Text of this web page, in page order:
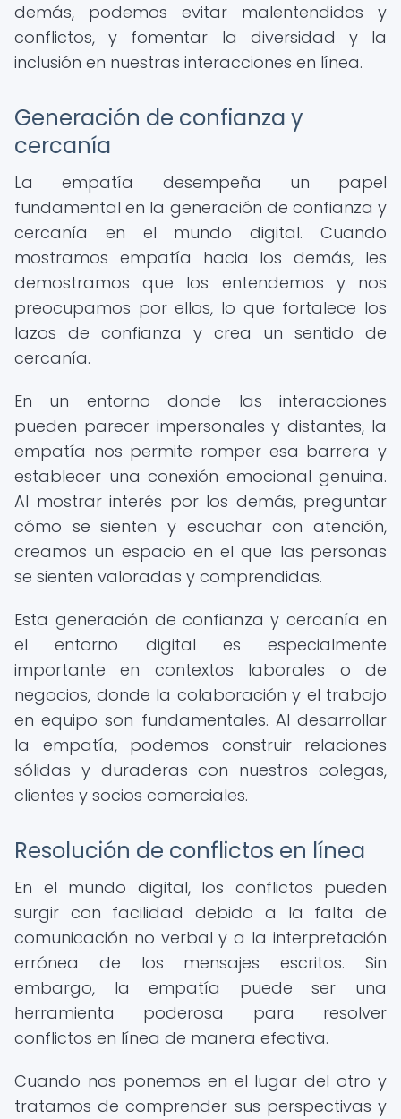
demás, podemos evitar malentendidos y
conflictos, y fomentar la diversidad y la
inclusión en nuestras interacciones en línea.
Generación de confianza y
cercanía
La empatía desempeña un papel
fundamental en la generación de confianza y
cercanía en el mundo digital. Cuando
mostramos empatía hacia los demás, les
demostramos que los entendemos y nos
preocupamos por ellos, lo que fortalece los
lazos de confianza y crea un sentido de
cercanía.
En un entorno donde las interacciones
pueden parecer impersonales y distantes, la
empatía nos permite romper esa barrera y
establecer una conexión emocional genuina.
Al mostrar interés por los demás, preguntar
cómo se sienten y escuchar con atención,
creamos un espacio en el que las personas
se sienten valoradas y comprendidas.
Esta generación de confianza y cercanía en
el entorno digital es especialmente
importante en contextos laborales o de
negocios, donde la colaboración y el trabajo
en equipo son fundamentales. Al desarrollar
la empatía, podemos construir relaciones
sólidas y duraderas con nuestros colegas,
clientes y socios comerciales.
Resolución de conflictos en línea
En el mundo digital, los conflictos pueden
surgir con facilidad debido a la falta de
comunicación no verbal y a la interpretación
errónea de los mensajes escritos. Sin
embargo, la empatía puede ser una
herramienta poderosa para resolver
conflictos en línea de manera efectiva.
Cuando nos ponemos en el lugar del otro y
tratamos de comprender sus perspectivas y